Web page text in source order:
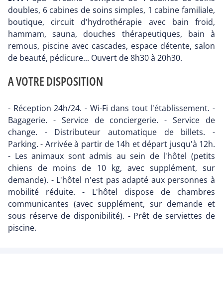
doubles, 6 cabines de soins simples, 1 cabine familiale,
boutique, circuit d'hydrothérapie avec bain froid,
hammam, sauna, douches thérapeutiques, bain à
remous, piscine avec cascades, espace détente, salon
de beauté, pédicure... Ouvert de 8h30 à 20h30.
A VOTRE DISPOSITION
- Réception 24h/24. - Wi-Fi dans tout l'établissement. -
Bagagerie. - Service de conciergerie. - Service de
change. - Distributeur automatique de billets. -
Parking. - Arrivée à partir de 14h et départ jusqu'à 12h.
- Les animaux sont admis au sein de l'hôtel (petits
chiens de moins de 10 kg, avec supplément, sur
demande). - L'hôtel n'est pas adapté aux personnes à
mobilité réduite. - L'hôtel dispose de chambres
communicantes (avec supplément, sur demande et
sous réserve de disponibilité). - Prêt de serviettes de
piscine.